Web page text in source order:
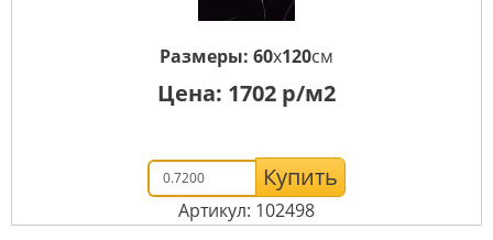
Размеры: 60x120см
Цена: 1702 р/м2
Купить
Артикул: 102498